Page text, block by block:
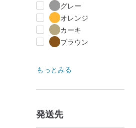
グレー
オレンジ
カーキ
ブラウン
もっとみる
発送先